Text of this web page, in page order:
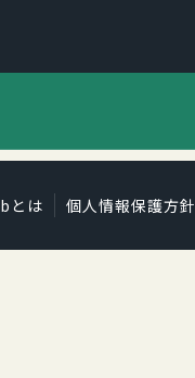
とは 個人情報保護方針